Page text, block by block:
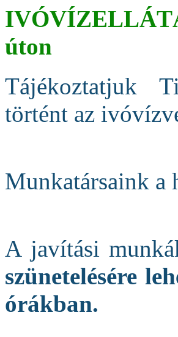
úton
Tájékoztatjuk
történt az
Munkatársaink a
A javítási
szünetelésére
órákban.